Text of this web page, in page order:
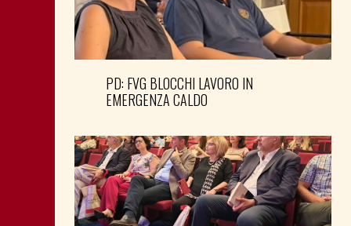
PD: FVG BLOCCHI LAVORO IN
EMERGENZA CALDO